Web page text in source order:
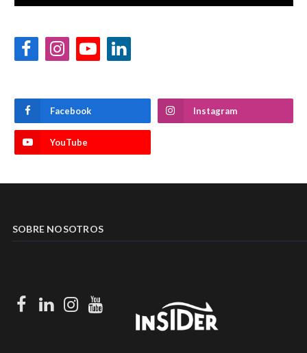
FacebookInstagramYouTubeLinkedIn
Facebook Instagram
YouTube
SOBRE NOSOTROS
Facebook
LinkedIn
Instagram
Youtube